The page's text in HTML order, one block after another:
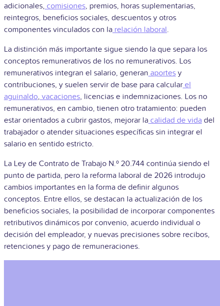
adicionales, comisiones, premios, horas suplementarias,
reintegros, beneficios sociales, descuentos y otros
componentes vinculados con la relación laboral.
La distinción más importante sigue siendo la que separa los
conceptos remunerativos de los no remunerativos. Los
remunerativos integran el salario, generan aportes y
contribuciones, y suelen servir de base para calcular el
aguinaldo, vacaciones, licencias e indemnizaciones. Los no
remunerativos, en cambio, tienen otro tratamiento: pueden
estar orientados a cubrir gastos, mejorar la calidad de vida del
trabajador o atender situaciones específicas sin integrar el
salario en sentido estricto.
La Ley de Contrato de Trabajo N.º 20.744 continúa siendo el
punto de partida, pero la reforma laboral de 2026 introdujo
cambios importantes en la forma de definir algunos
conceptos. Entre ellos, se destacan la actualización de los
beneficios sociales, la posibilidad de incorporar componentes
retributivos dinámicos por convenio, acuerdo individual o
decisión del empleador, y nuevas precisiones sobre recibos,
retenciones y pago de remuneraciones.